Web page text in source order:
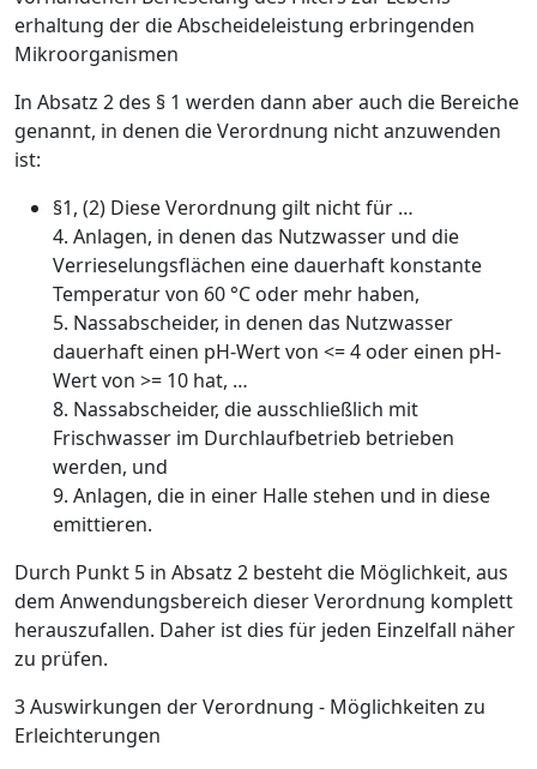
erhaltung der die Abscheideleistung erbringenden
Mikroorganismen
In Absatz 2 des § 1 werden dann aber auch die Bereiche
genannt, in denen die Verordnung nicht anzuwenden
ist:
§1, (2) Diese Verordnung gilt nicht für …
4. Anlagen, in denen das Nutzwasser und die
Verrieselungsflächen eine dauerhaft konstante
Temperatur von 60 °C oder mehr haben,
5. Nassabscheider, in denen das Nutzwasser
dauerhaft einen pH-Wert von <= 4 oder einen pH-
Wert von >= 10 hat, …
8. Nassabscheider, die ausschließlich mit
Frischwasser im Durchlaufbetrieb betrieben
werden, und
9. Anlagen, die in einer Halle stehen und in diese
emittieren.
Durch Punkt 5 in Absatz 2 besteht die Möglichkeit, aus
dem Anwendungsbereich dieser Verordnung komplett
herauszufallen. Daher ist dies für jeden Einzelfall näher
zu prüfen.
3 Auswirkungen der Verordnung - Möglichkeiten zu
Erleichterungen